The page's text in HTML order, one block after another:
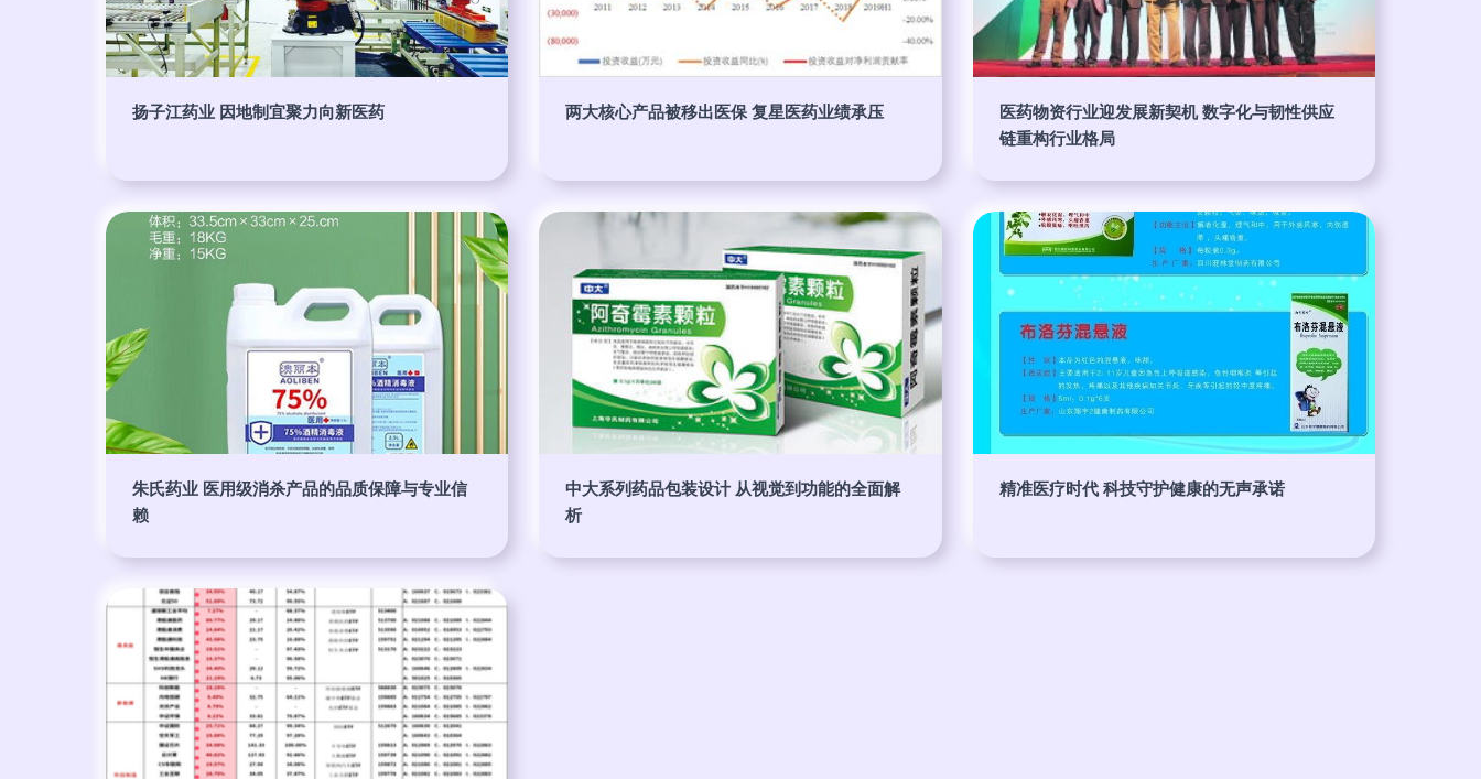
扬子江药业 因地制宜聚力向新医药 两大核心产品被移出医保 复星医药业绩承压
医药物资行业迎发展新契机 数字化与韧性供应
链重构行业格局
朱氏药业 医用级消杀产品的品质保障与专业信
赖
中大系列药品包装设计 从视觉到功能的全面解
析
精准医疗时代 科技守护健康的无声承诺